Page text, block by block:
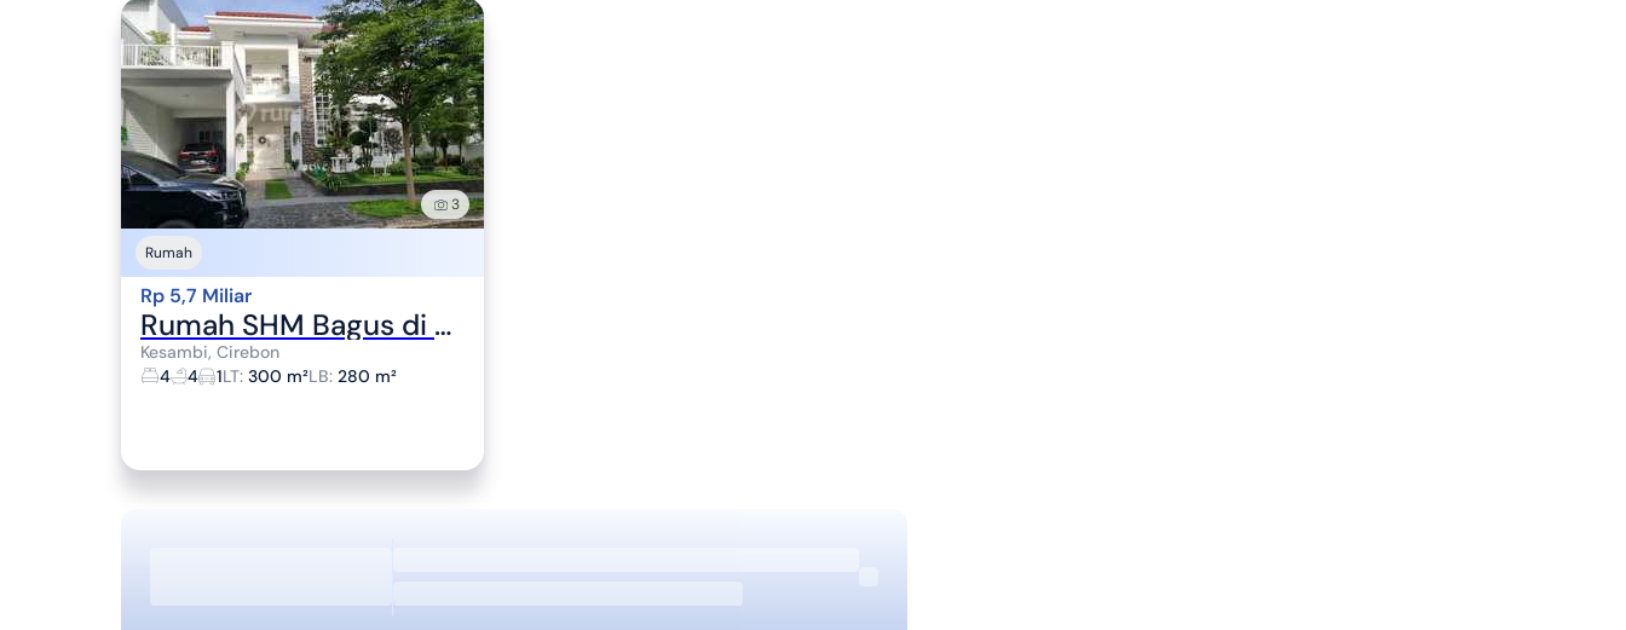
3
Rumah
Rp 5,7 Miliar
Rumah SHM Bagus di Oasis Cluster, Jl. Grage Utama, Pegambiran, Lemahwungkuk, Kota Cirebon, Jawa Barat, Indonesia, 45113, Kesambi
Kesambi, Cirebon
4
4 1LT: 300 m²LB: 280 m²